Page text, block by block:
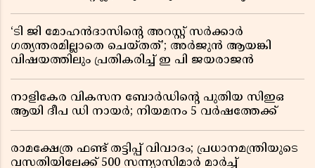
‘ടി ജി മോഹൻദാസിൻ്റെ അറസ്റ്റ് സർക്കാർ
ഗത്യന്തരമില്ലാതെ ചെയ്തത്’; അർജുൻ ആയങ്കി
വിഷയത്തിലും പ്രതികരിച്ച് ഇ പി ജയരാജൻ
നാളികേര വികസന ബോർഡിൻ്റെ പുതിയ സിഇഒ
ആയി ദീപ ഡി നായർ; നിയമനം 5 വർഷത്തേക്ക് ​​​​​​​
രാമക്ഷേത്ര ഫണ്ട് തട്ടിപ്പ് വിവാദം; പ്രധാനമന്ത്രിയുടെ
വസതിയിലേക്ക് 500 സന്ന്യാസിമാർ മാർച്ച്